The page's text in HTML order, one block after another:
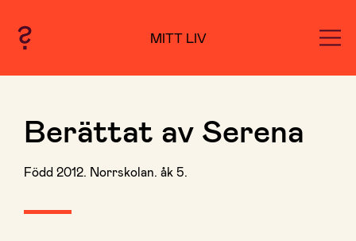
MITT LIV
Berättat av Serena
Född 2012. Norrskolan. åk 5.